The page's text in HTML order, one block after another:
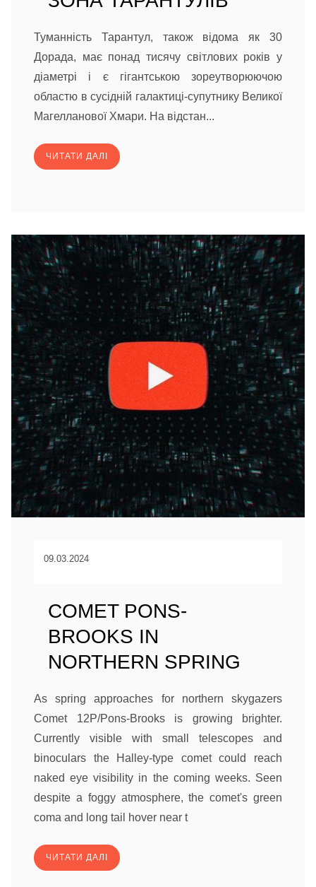
Туманність Тарантул, також відома як 30
Дорада, має понад тисячу світлових років у
діаметрі і є гігантською зореутворюючою
областю в сусідній галактиці-супутнику Великої
Магелланової Хмари. На відстан...
ЧИТАТИ ДАЛІ
09.03.2024
COMET PONS-
BROOKS IN
NORTHERN SPRING
As spring approaches for northern skygazers
Comet 12P/Pons-Brooks is growing brighter.
Currently visible with small telescopes and
binoculars the Halley-type comet could reach
naked eye visibility in the coming weeks. Seen
despite a foggy atmosphere, the comet's green
coma and long tail hover near t
ЧИТАТИ ДАЛІ